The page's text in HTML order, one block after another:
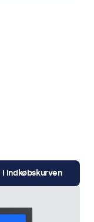
indkøbskurven